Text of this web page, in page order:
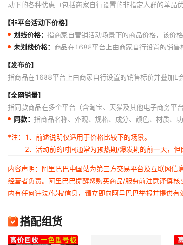
动下的各种优惠（包括商家自行设置的非指定人群的单品
【非平台活动下价格】
划线价格： 指商家自营销活动场景下的商品价格，该价
未划线价格： 商品在1688平台上由商家自行设置的销售
【发布价】
指商品在1688平台上由商家自行设置的销售标价并叠加L
【全网销量】
指同款商品在多个平台（含淘宝、天猫及其他电子商务平
同款： 指商品名称、外观、规格、成分、颜色、材质、
*注：
1、前述说明仅适用于价格比较下的场景。
2、活动前的时间通常为预热期/爆发期的前一天，
内容声明：阿里巴巴中国站为第三方交易平台及互联网
经营者负责。阿里巴巴提醒您购买商品/服务前注意谨慎
内有任何违法/侵权信息，请立即向阿里巴巴举报并提供有
搭配组货